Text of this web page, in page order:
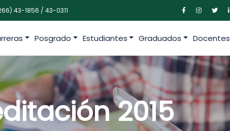
43-1856 / 43-0311
Posgrado Estudiantes Graduados Docentes
2015